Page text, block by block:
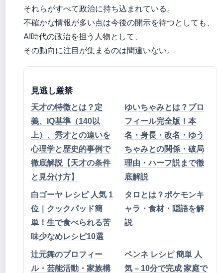
それらがすべて政治に持ち込まれている。
不確かな情報が多い点は今後の開示を待つとしても、
AI時代の政治を担う人物として、
その動向に注目が集まるのは間違いない。
見逃し厳禁
天才の特徴とは？定
義、IQ基準（140以
上）、秀才との違いを
心理学と歴史的事例で
徹底解説【天才の条件
と見分け方】
ゆいちゃみとは？プロ
フィール完全版！本
名・身長・改名・ゆう
ちゃみとの関係・破局
理由・ハーフ説まで徹
底解説
白ゴーヤ レシピ 人気 1
位｜クックパッド簡
単！生で食べられる苦
味少なめレシピ10選
タロとは？ポケモンキ
ャラ・食材・隠語を解
説
辻元舞のプロフィー
ル・芸能活動・家族構
ペンネ レシピ 簡単 人
気 – 10分で完成 家庭で